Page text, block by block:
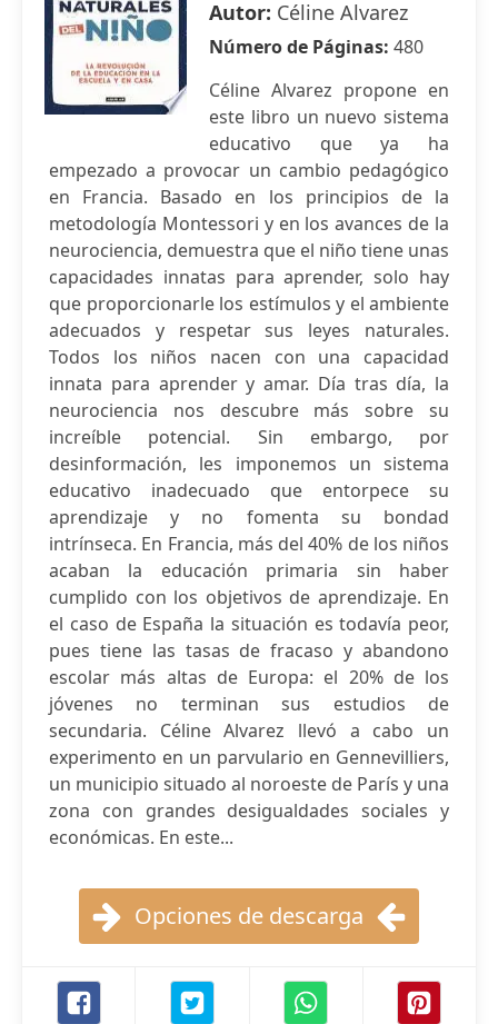
Autor: Céline Alvarez
Número de Páginas: 480
Céline Alvarez propone en
este libro un nuevo sistema
educativo que ya ha
empezado a provocar un cambio pedagógico
en Francia. Basado en los principios de la
metodología Montessori y en los avances de la
neurociencia, demuestra que el niño tiene unas
capacidades innatas para aprender, solo hay
que proporcionarle los estímulos y el ambiente
adecuados y respetar sus leyes naturales.
Todos los niños nacen con una capacidad
innata para aprender y amar. Día tras día, la
neurociencia nos descubre más sobre su
increíble potencial. Sin embargo, por
desinformación, les imponemos un sistema
educativo inadecuado que entorpece su
aprendizaje y no fomenta su bondad
intrínseca. En Francia, más del 40% de los niños
acaban la educación primaria sin haber
cumplido con los objetivos de aprendizaje. En
el caso de España la situación es todavía peor,
pues tiene las tasas de fracaso y abandono
escolar más altas de Europa: el 20% de los
jóvenes no terminan sus estudios de
secundaria. Céline Alvarez llevó a cabo un
experimento en un parvulario en Gennevilliers,
un municipio situado al noroeste de París y una
zona con grandes desigualdades sociales y
económicas. En este...
Opciones de descarga